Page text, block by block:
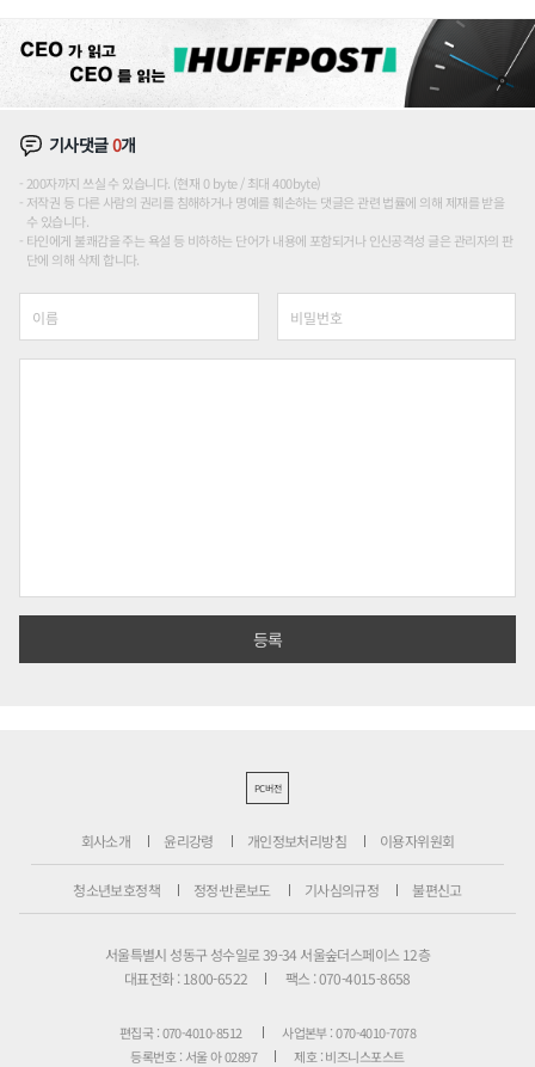
기사댓글0개
200자까지 쓰실 수 있습니다. (현재 0 byte / 최대 400byte)
저작권 등 다른 사람의 권리를 침해하거나 명예를 훼손하는 댓글은 관련 법률에 의해 제재를 받을
수 있습니다.
타인에게 불쾌감을 주는 욕설 등 비하하는 단어가 내용에 포함되거나 인신공격성 글은 관리자의 판
단에 의해 삭제 합니다.
PC버전
회사소개 윤리강령 개인정보처리방침 이용자위원회
청소년보호정책 정정·반론보도 기사심의규정 불편신고
서울특별시 성동구 성수일로 39-34 서울숲더스페이스 12층
대표전화 : 1800-6522
팩스 : 070-4015-8658
편집국 : 070-4010-8512
사업본부 : 070-4010-7078
등록번호 : 서울 아 02897
제호 : 비즈니스포스트